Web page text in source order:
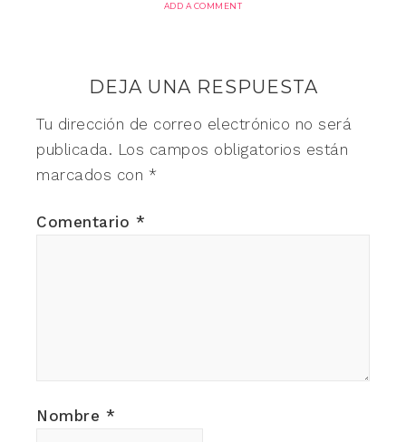
ADD A COMMENT
DEJA UNA RESPUESTA
Tu dirección de correo electrónico no será
publicada. Los campos obligatorios están
marcados con *
Comentario *
Nombre *